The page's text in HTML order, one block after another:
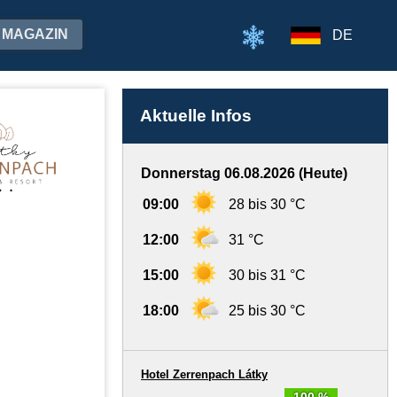
MAGAZIN DE
Aktuelle Infos
Donnerstag 06.08.2026 (Heute)
09:00 28 bis 30 °C
12:00 31 °C
15:00 30 bis 31 °C
18:00 25 bis 30 °C
Hotel Zerrenpach Látky